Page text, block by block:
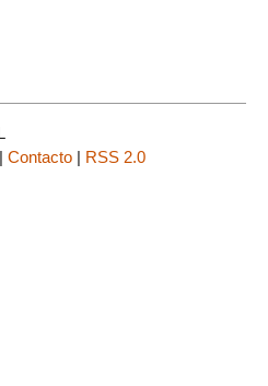
| Contacto | RSS 2.0